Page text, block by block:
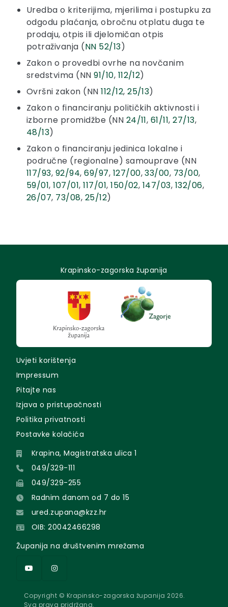
Uredba o kriterijima, mjerilima i postupku za
odgodu plaćanja, obročnu otplatu duga te
prodaju, otpis ili djelomičan otpis
potraživanja (NN 52/13)
Zakon o provedbi ovrhe na novčanim
sredstvima (NN91/10, 112/12)
Ovršni zakon (NN112/12,25/13)
Zakon o financiranju političkih aktivnosti i
izborne promidžbe (NN 24/11, 61/11,27/13,
48/13)
Zakon o financiranju jedinica lokalne i
područne (regionalne) samouprave (NN
117/93, 92/94,69/97, 127/00,33/00, 73/00,
59/01,107/01,117/01,150/02, 147/03, 132/06,
26/07, 73/08, 25/12)
Krapinsko-zagorska županija
Uvjeti korištenja
Impressum
Pitajte nas
Izjava o pristupačnosti
Politika privatnosti
Postavke kolačića
Krapina, Magistratska ulica 1
049/329-111
049/329-255
Radnim danom od 7 do 15
ured.zupana@kzz.hr
OIB: 20042466298
Županija na društvenim mrežama
Copyright © Krapinsko-zagorska županija 2026.
Sva prava pridržana.